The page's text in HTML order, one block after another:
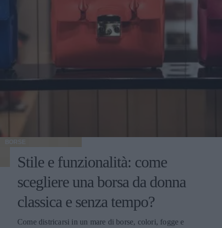
BORSE
Stile e funzionalità: come
scegliere una borsa da donna
classica e senza tempo?
Come districarsi in un mare di borse, colori, fogge e